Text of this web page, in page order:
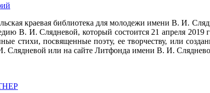
краевая библиотека для молодежи имени В. И.
В. И. Слядневой, который состоится 21 апреля
стихи, посвященные поэту, ее творчеству, или
Слядневой или на сайте Литфонда имени В. И.